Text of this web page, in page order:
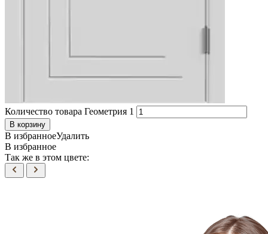
Количество товара Геометрия 1
В корзину
В избранноеУдалить
В избранное
Так же в этом цвете: